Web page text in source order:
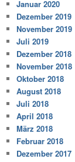
Januar 2020
Dezember 2019
November 2019
Juli 2019
Dezember 2018
November 2018
Oktober 2018
August 2018
Juli 2018
April 2018
März 2018
Februar 2018
Dezember 2017